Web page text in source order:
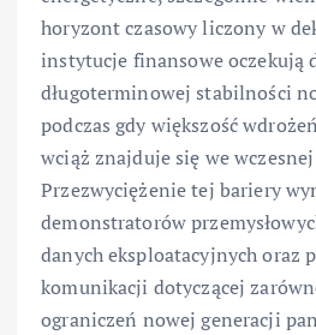
horyzont czasowy liczony w
instytucje finansowe oczekują
długoterminowej stabilności
podczas gdy większość
wciąż znajduje się we
Przezwyciężenie tej bariery
demonstratorów
danych eksploatacyjnych oraz
komunikacji dotyczącej
ograniczeń nowej generacji